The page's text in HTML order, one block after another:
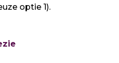
optie 1).